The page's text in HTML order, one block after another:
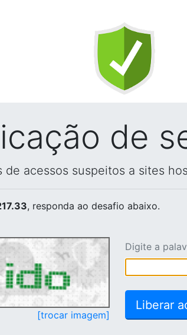
de
acessos suspeitos a sites
, responda ao desafio abaixo.
[trocar imagem]
Digite a